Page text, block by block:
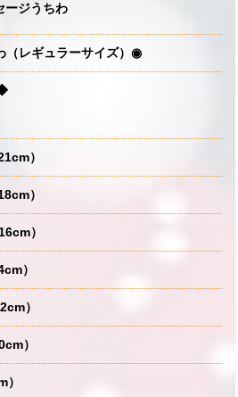
ージうちわ
（レギュラーサイズ）◉
）
）
）
）
）
）